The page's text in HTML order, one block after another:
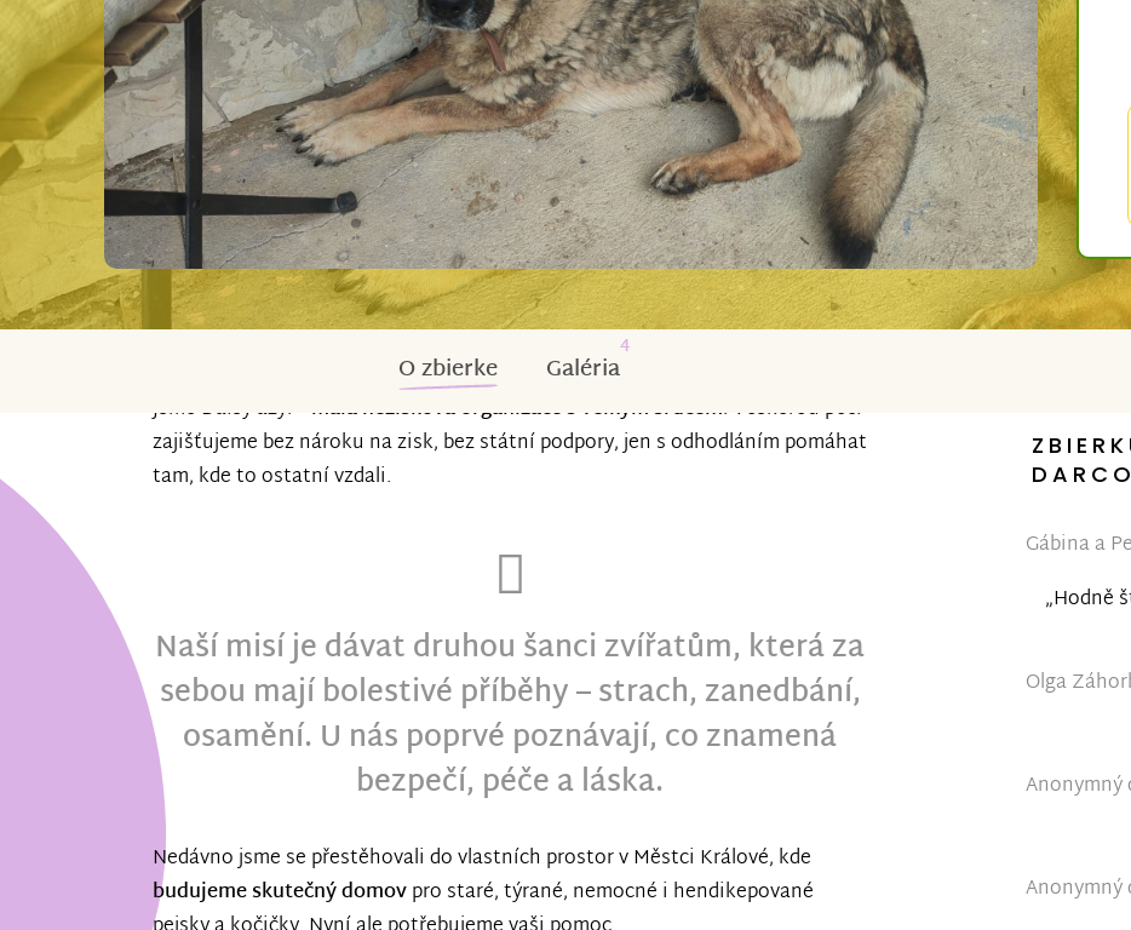
O zbierke Galéria
4
Jsme Daisy azyl – malá nezisková organizace s velkým srdcem. Veškerou péči
zajišťujeme bez nároku na zisk, bez státní podpory, jen s odhodláním pomáhat
tam, kde to ostatní vzdali.
Naší misí je dávat druhou šanci zvířatům, která za
sebou mají bolestivé příběhy – strach, zanedbání,
osamění. U nás poprvé poznávají, co znamená
bezpečí, péče a láska.
Nedávno jsme se přestěhovali do vlastních prostor v Městci Králové, kde
budujeme skutečný domovpro staré, týrané, nemocné i hendikepované
Gábina a
„Hodně
Olga
Anonymný
Anonymný